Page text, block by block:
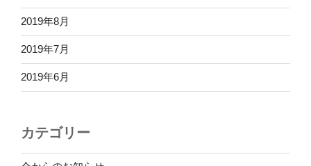
2019年8月
2019年7月
2019年6月
カテゴリー